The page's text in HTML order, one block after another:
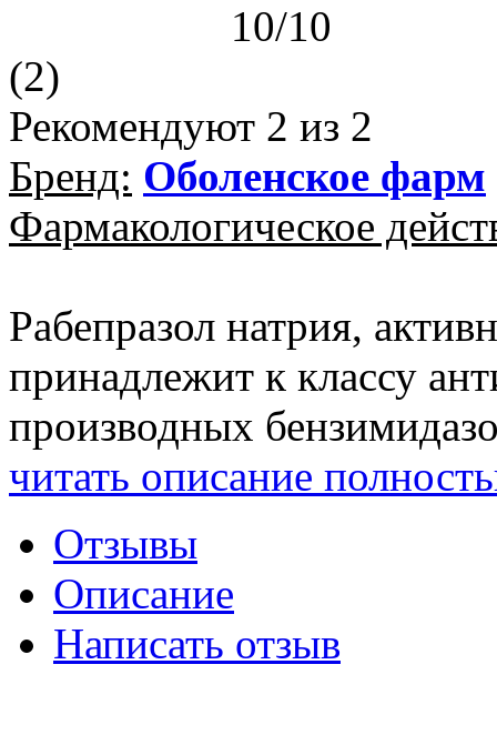
10/10
(2)
Рекомендуют 2 из 2
Бренд: Оболенское фарм
Фармакологическое
Рабепразол натрия,
принадлежит к классу
производных
читать описание
Отзывы
Описание
Написать отзыв